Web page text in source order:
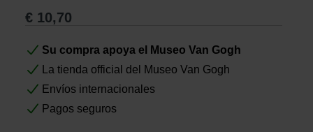
€ 10,70
Su compra apoya el Museo Van Gogh
La tienda official del Museo Van Gogh
Envíos internacionales
Pagos seguros